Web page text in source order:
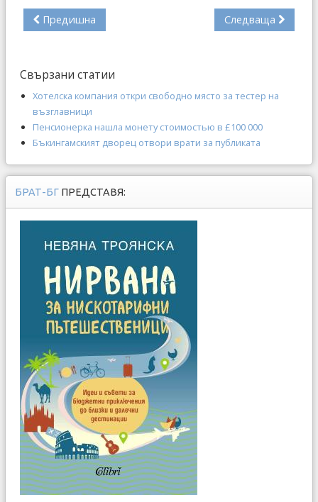
Предишна Следваща
Свързани статии
Хотелска компания откри свободно място за тестер на
възглавници
Пенсионерка нашла монету стоимостью в £100 000
Бъкингамският дворец отвори врати за публиката
БРАТ-БГ ПРЕДСТАВЯ: